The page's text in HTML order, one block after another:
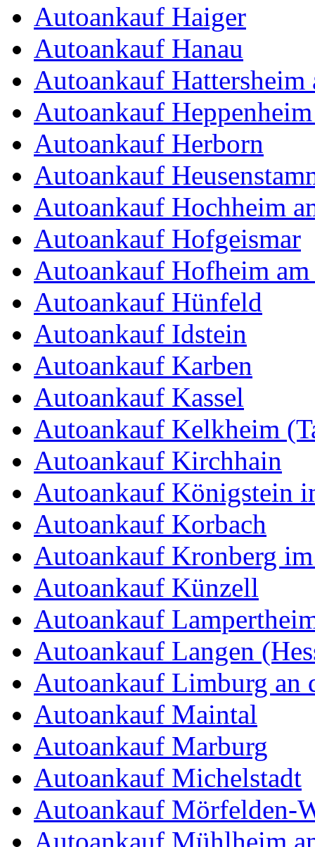
Autoankauf Haiger
Autoankauf Hanau
Autoankauf Hattersheim
Autoankauf
Autoankauf Herborn
Autoankauf
Autoankauf Hochheim
Autoankauf Hofgeismar
Autoankauf Hofheim am
Autoankauf Hünfeld
Autoankauf Idstein
Autoankauf Karben
Autoankauf Kassel
Autoankauf Kelkheim
Autoankauf Kirchhain
Autoankauf Königstein
Autoankauf Korbach
Autoankauf Kronberg im
Autoankauf Künzell
Autoankauf
Autoankauf Langen
Autoankauf Limburg an
Autoankauf Maintal
Autoankauf Marburg
Autoankauf Michelstadt
Autoankauf Mörfelden-